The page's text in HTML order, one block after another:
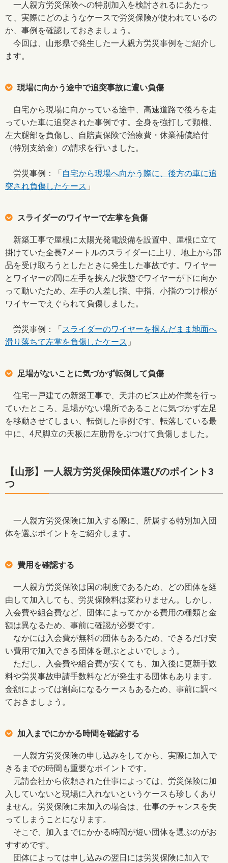
一人親方労災保険への特別加入を検討されるにあたっ
て、実際にどのようなケースで労災保険が使われているの
か、事例を確認しておきましょう。
今回は、山形県で発生した一人親方労災事例をご紹介し
ます。
現場に向かう途中で追突事故に遭い負傷
自宅から現場に向かっている途中、高速道路で後ろを走
っていた車に追突された事例です。全身を強打して頸椎、
左大腿部を負傷し、自賠責保険で治療費・休業補償給付
（特別支給金）の請求を行いました。
労災事例：「 自宅から現場へ向かう際に、後方の車に追
突され負傷したケース 」
スライダーのワイヤーで左掌を負傷
新築工事で屋根に太陽光発電設備を設置中、屋根に立て
掛けていた全長7メートルのスライダーに上り、地上から部
品を受け取ろうとしたときに発生した事故です。ワイヤー
とワイヤーの間に左手を挟んだ状態でワイヤーが下に向か
って動いたため、左手の人差し指、中指、小指のつけ根が
ワイヤーでえぐられて負傷しました。
労災事例：「 スライダーのワイヤーを掴んだまま地面へ
滑り落ちて左掌を負傷したケース 」
足場がないことに気づかず転倒して負傷
住宅一戸建ての新築工事で、天井のビス止め作業を行っ
ていたところ、足場がない場所であることに気づかず左足
を移動させてしまい、転倒した事例です。転落している最
中に、4尺脚立の天板に左肋骨をぶつけて負傷しました。
【山形】一人親方労災保険団体選びのポイント3
つ
一人親方労災保険に加入する際に、所属する特別加入団
体を選ぶポイントをご紹介します。
費用を確認する
一人親方労災保険は国の制度であるため、どの団体を経
由して加入しても、労災保険料は変わりません。しかし、
入会費や組合費など、団体によってかかる費用の種類と金
額は異なるため、事前に確認が必要です。
なかには入会費が無料の団体もあるため、できるだけ安
い費用で加入できる団体を選ぶとよいでしょう。
ただし、入会費や組合費が安くても、加入後に更新手数
料や労災事故申請手数料などが発生する団体もあります。
金額によっては割高になるケースもあるため、事前に調べ
ておきましょう。
加入までにかかる時間を確認する
一人親方労災保険の申し込みをしてから、実際に加入で
きるまでの時間も重要なポイントです。
元請会社から依頼された仕事によっては、労災保険に加
入していないと現場に入れないというケースも珍しくあり
ません。労災保険に未加入の場合は、仕事のチャンスを失
ってしまうことになります。
そこで、加入までにかかる時間が短い団体を選ぶのがお
すすめです。
団体によっては申し込みの翌日には労災保険に加入で